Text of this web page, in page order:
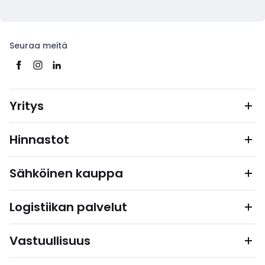
Seuraa meitä
Yritys
Hinnastot
Sähköinen kauppa
Logistiikan palvelut
Vastuullisuus